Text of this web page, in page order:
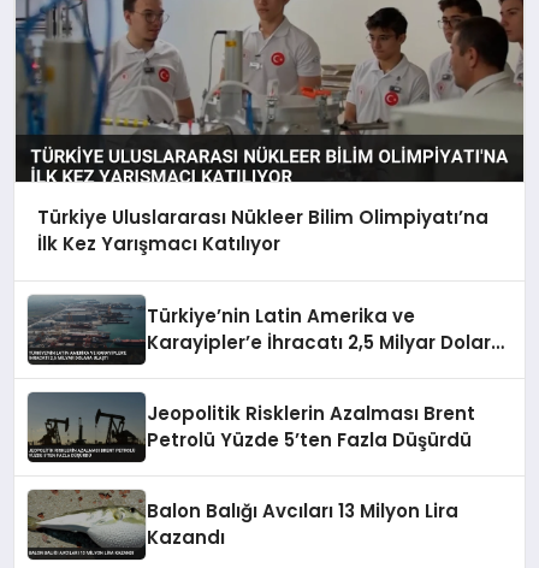
Türkiye Uluslararası Nükleer Bilim Olimpiyatı’na
İlk Kez Yarışmacı Katılıyor
Türkiye’nin Latin Amerika ve
Karayipler’e İhracatı 2,5 Milyar Dolara
Jeopolitik Risklerin Azalması Brent
Petrolü Yüzde 5’ten Fazla Düşürdü
Balon Balığı Avcıları 13 Milyon Lira
Kazandı